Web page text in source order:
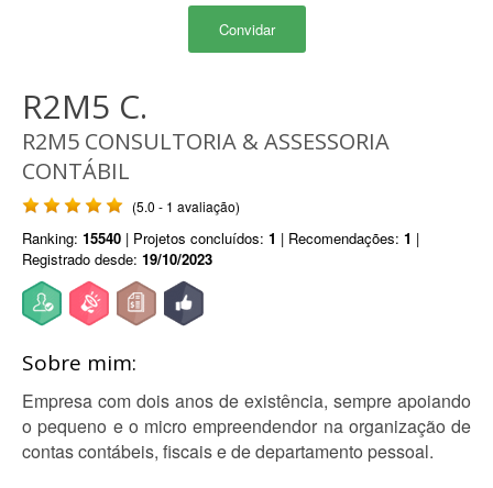
Convidar
R2M5 C.
R2M5 CONSULTORIA & ASSESSORIA
CONTÁBIL
(5.0 - 1 avaliação)
Ranking: 15540 | Projetos concluídos: 1 | Recomendações: 1 |
Registrado desde: 19/10/2023
Sobre mim:
Empresa com dois anos de existência, sempre apoiando
o pequeno e o micro empreendendor na organização de
contas contábeis, fiscais e de departamento pessoal.